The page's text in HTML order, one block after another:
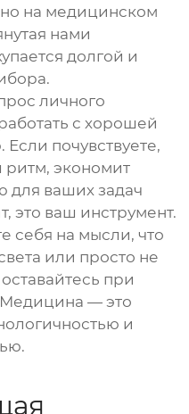
на медицинском
нами
долгой и
личного
с хорошей
почувствуете,
ритм, экономит
для ваших задач
это ваш инструмент.
себя на мысли, что
или просто не
при
Медицина — это
и